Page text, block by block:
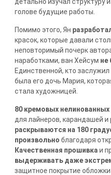
голове будущие работы.
Помимо этого, Ян
красок, которые давали
неповторимый почерк
наработками, ван Хейсум не
Единственной, кто
была его дочь Мария,
стала художницей.
80 кремовых нелинованных
для лайнеров, карандашей и
раскрываются на 180
произвольно благодаря
Качественная прошивка и
выдерживать даже
защитное покрытие